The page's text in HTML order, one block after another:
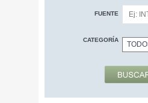
FUENTE
CATEGORÍA